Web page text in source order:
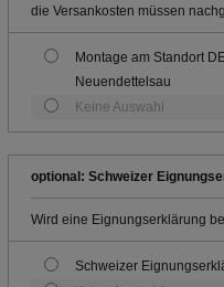
die Versankosten müssen
Montage am Standort
Neuendettelsau
Keine Auswahl
optional: Schweizer
Wird eine Eignungserklärung
Schweizer